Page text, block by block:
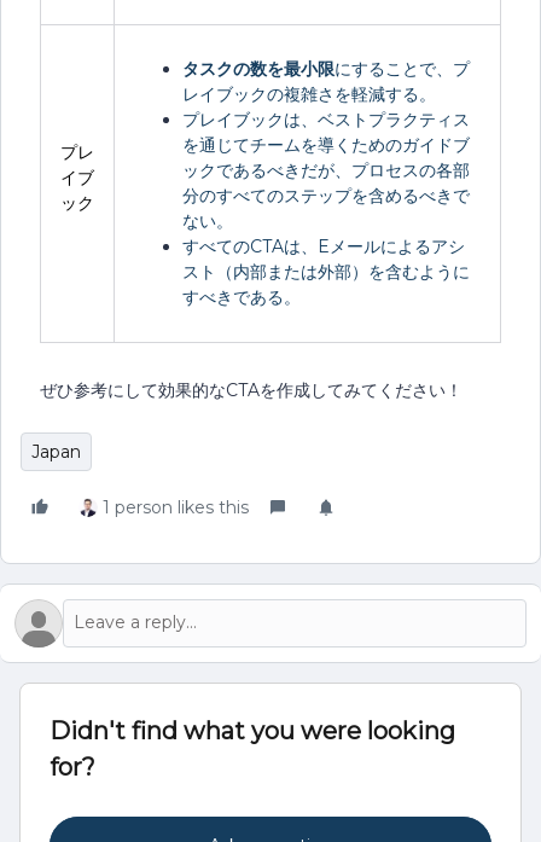
プレ
イブ
ック
タスクの数を最小限にすることで、プ
レイブックの複雑さを軽減する。
プレイブックは、ベストプラクティス
を通じてチームを導くためのガイドブ
ックであるべきだが、プロセスの各部
分のすべてのステップを含めるべきで
ない。
すべてのCTAは、Eメールによるアシ
スト（内部または外部）を含むように
すべきである。
ぜひ参考にして効果的なCTAを作成してみてください！
Japan
1 person likes this
Didn't find what you were looking
for?